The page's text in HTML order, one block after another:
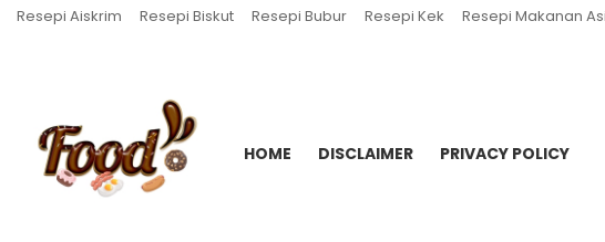
Resepi Aiskrim Resepi Biskut Resepi Bubur Resepi Kek Resepi Makanan
HOME DISCLAIMER PRIVACY POLICY